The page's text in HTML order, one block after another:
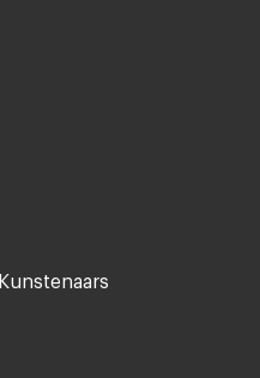
Kunstenaars